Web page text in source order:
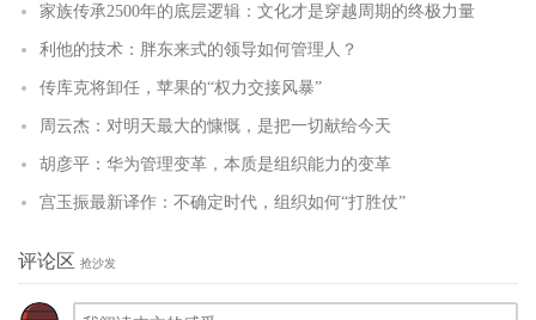
家族传承2500年的底层逻辑：文化才是穿越周期的终极力量
利他的技术：胖东来式的领导如何管理人？
传库克将卸任，苹果的“权力交接风暴”
周云杰：对明天最大的慷慨，是把一切献给今天
胡彦平：华为管理变革，本质是组织能力的变革
宫玉振最新译作：不确定时代，组织如何“打胜仗”
评论区 抢沙发